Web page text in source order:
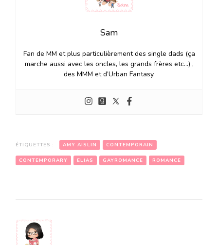
Sam
Fan de MM et plus particulièrement des single dads (ça
marche aussi avec les oncles, les grands frères etc…) ,
des MMM et d’Urban Fantasy.
ÉTIQUETTES : AMY AISLIN CONTEMPORAIN
CONTEMPORARY ELIAS GAYROMANCE ROMANCE